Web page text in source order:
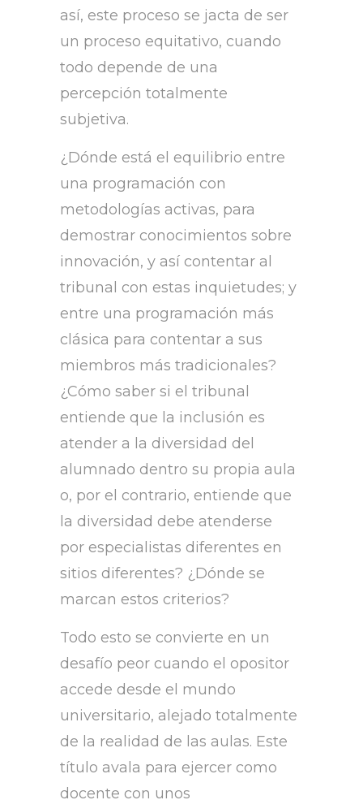
así, este proceso se jacta de ser
un proceso equitativo, cuando
todo depende de una
percepción totalmente
subjetiva.
¿Dónde está el equilibrio entre
una programación con
metodologías activas, para
demostrar conocimientos sobre
innovación, y así contentar al
tribunal con estas inquietudes; y
entre una programación más
clásica para contentar a sus
miembros más tradicionales?
¿Cómo saber si el tribunal
entiende que la inclusión es
atender a la diversidad del
alumnado dentro su propia aula
o, por el contrario, entiende que
la diversidad debe atenderse
por especialistas diferentes en
sitios diferentes? ¿Dónde se
marcan estos criterios?
Todo esto se convierte en un
desafío peor cuando el opositor
accede desde el mundo
universitario, alejado totalmente
de la realidad de las aulas. Este
título avala para ejercer como
docente con unos